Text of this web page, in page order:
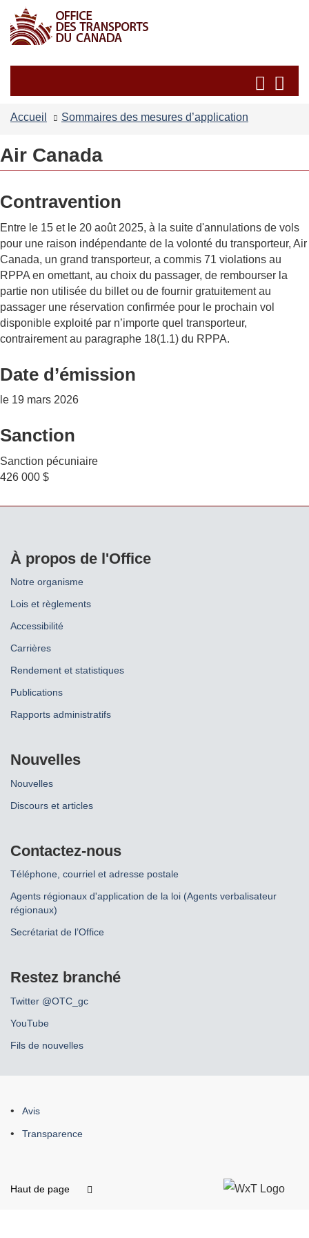
principal
version
simplifiée
et
les
et
Accueil Sommaires des mesures d’application
Air Canada
Contravention
Entre le 15 et le 20 août 2025, à la suite d'annulations de vols
pour une raison indépendante de la volonté du transporteur, Air
Canada, un grand transporteur, a commis 71 violations au
RPPA en omettant, au choix du passager, de rembourser la
partie non utilisée du billet ou de fournir gratuitement au
passager une réservation confirmée pour le prochain vol
disponible exploité par n’importe quel transporteur,
contrairement au paragraphe 18(1.1) du RPPA.
Date d’émission
le 19 mars 2026
Sanction
Sanction pécuniaire
426 000 $
À propos de l'Office
Notre organisme
Lois et règlements
Accessibilité
Carrières
Rendement et statistiques
Publications
Rapports administratifs
Nouvelles
Nouvelles
Discours et articles
Contactez-nous
Téléphone, courriel et adresse postale
Agents régionaux d'application de la loi (Agents verbalisateur
régionaux)
Secrétariat de l’Office
Restez branché
Twitter @OTC_gc
YouTube
Fils de nouvelles
À
propos
site
Avis
Transparence
Haut de page